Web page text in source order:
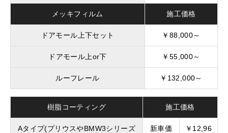
メッキフィルム 施工価格
ドアモール上下セット ￥88,000～
ドアモール上or下 ￥55,000～
ルーフレール ￥132,000～
樹脂コーティング 施工価格
Aタイプ(プリウスやBMW3シリーズ
新車価
￥12,96